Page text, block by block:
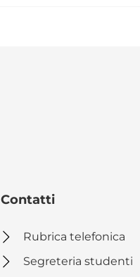
Contatti
Rubrica telefonica
Segreteria studenti